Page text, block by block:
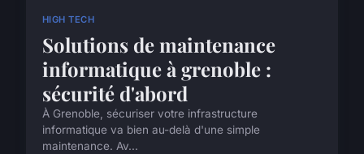
HIGH TECH
Solutions de maintenance
informatique à grenoble :
sécurité d'abord
À Grenoble, sécuriser votre infrastructure
informatique va bien au-delà d'une simple
maintenance. Av...